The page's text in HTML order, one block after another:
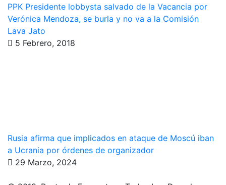
PPK Presidente lobbysta salvado de la Vacancia por
Verónica Mendoza, se burla y no va a la Comisión
Lava Jato
5 Febrero, 2018
Rusia afirma que implicados en ataque de Moscú iban
a Ucrania por órdenes de organizador
29 Marzo, 2024